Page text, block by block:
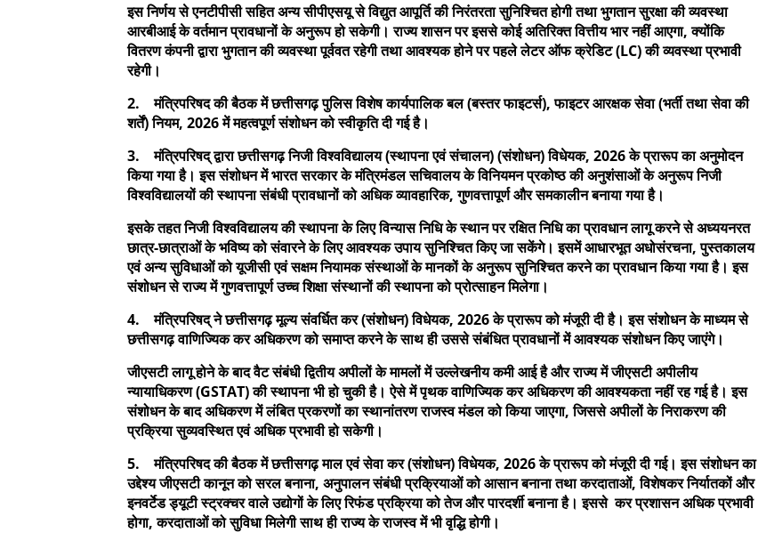
इस निर्णय से एनटीपीसी सहित अन्य सीपीएसयू से विद्युत आपूर्ति की निरंतरता सुनिश्चित होगी तथा भुगतान सुरक्षा की व्यवस्था
आरबीआई के वर्तमान प्रावधानों के अनुरूप हो सकेगी। राज्य शासन पर इससे कोई अतिरिक्त वित्तीय भार नहीं आएगा, क्योंकि
वितरण कंपनी द्वारा भुगतान की व्यवस्था पूर्ववत रहेगी तथा आवश्यक होने पर पहले लेटर ऑफ क्रेडिट (LC) की व्यवस्था प्रभावी
रहेगी।
2. मंत्रिपरिषद की बैठक में छत्तीसगढ़ पुलिस विशेष कार्यपालिक बल (बस्तर फाइटर्स), फाइटर आरक्षक सेवा (भर्ती तथा सेवा की
शर्तें) नियम, 2026 में महत्वपूर्ण संशोधन को स्वीकृति दी गई है।
3. मंत्रिपरिषद् द्वारा छत्तीसगढ़ निजी विश्वविद्यालय (स्थापना एवं संचालन) (संशोधन) विधेयक, 2026 के प्रारूप का अनुमोदन
किया गया है। इस संशोधन में भारत सरकार के मंत्रिमंडल सचिवालय के विनियमन प्रकोष्ठ की अनुशंसाओं के अनुरूप निजी
विश्वविद्यालयों की स्थापना संबंधी प्रावधानों को अधिक व्यावहारिक, गुणवत्तापूर्ण और समकालीन बनाया गया है।
इसके तहत निजी विश्वविद्यालय की स्थापना के लिए विन्यास निधि के स्थान पर रक्षित निधि का प्रावधान लागू करने से अध्ययनरत
छात्र-छात्राओं के भविष्य को संवारने के लिए आवश्यक उपाय सुनिश्चित किए जा सकेंगे। इसमें आधारभूत अधोसंरचना, पुस्तकालय
एवं अन्य सुविधाओं को यूजीसी एवं सक्षम नियामक संस्थाओं के मानकों के अनुरूप सुनिश्चित करने का प्रावधान किया गया है। इस
संशोधन से राज्य में गुणवत्तापूर्ण उच्च शिक्षा संस्थानों की स्थापना को प्रोत्साहन मिलेगा।
4. मंत्रिपरिषद् ने छत्तीसगढ़ मूल्य संवर्धित कर (संशोधन) विधेयक, 2026 के प्रारूप को मंजूरी दी है। इस संशोधन के माध्यम से
छत्तीसगढ़ वाणिज्यिक कर अधिकरण को समाप्त करने के साथ ही उससे संबंधित प्रावधानों में आवश्यक संशोधन किए जाएंगे।
जीएसटी लागू होने के बाद वैट संबंधी द्वितीय अपीलों के मामलों में उल्लेखनीय कमी आई है और राज्य में जीएसटी अपीलीय
न्यायाधिकरण (GSTAT) की स्थापना भी हो चुकी है। ऐसे में पृथक वाणिज्यिक कर अधिकरण की आवश्यकता नहीं रह गई है। इस
संशोधन के बाद अधिकरण में लंबित प्रकरणों का स्थानांतरण राजस्व मंडल को किया जाएगा, जिससे अपीलों के निराकरण की
प्रक्रिया सुव्यवस्थित एवं अधिक प्रभावी हो सकेगी।
5. मंत्रिपरिषद की बैठक में छत्तीसगढ़ माल एवं सेवा कर (संशोधन) विधेयक, 2026 के प्रारूप को मंजूरी दी गई। इस संशोधन का
उद्देश्य जीएसटी कानून को सरल बनाना, अनुपालन संबंधी प्रक्रियाओं को आसान बनाना तथा करदाताओं, विशेषकर निर्यातकों और
इनवर्टेड ड्यूटी स्ट्रक्चर वाले उद्योगों के लिए रिफंड प्रक्रिया को तेज और पारदर्शी बनाना है। इससे कर प्रशासन अधिक प्रभावी
होगा, करदाताओं को सुविधा मिलेगी साथ ही राज्य के राजस्व में भी वृद्धि होगी।